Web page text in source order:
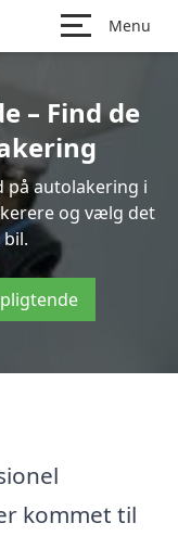
Menu
– Find de
på autolakering i
og vælg det
kommet til